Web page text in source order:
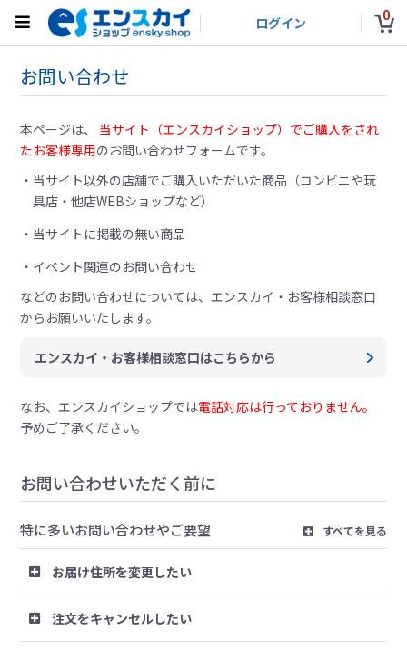
ログイン 0
お問い合わせ
本ページは、 当サイト（エンスカイショップ）でご購入をされ
たお客様専用のお問い合わせフォームです。
当サイト以外の店舗でご購入いただいた商品（コンビニや玩
具店・他店WEBショップなど）
当サイトに掲載の無い商品
イベント関連のお問い合わせ
などのお問い合わせについては、エンスカイ・お客様相談窓口
からお願いいたします。
エンスカイ・お客様相談窓口はこちらから
なお、エンスカイショップでは電話対応は行っておりません。
予めご了承ください。
お問い合わせいただく前に
特に多いお問い合わせやご要望 すべてを見る
お届け住所を変更したい
注文をキャンセルしたい